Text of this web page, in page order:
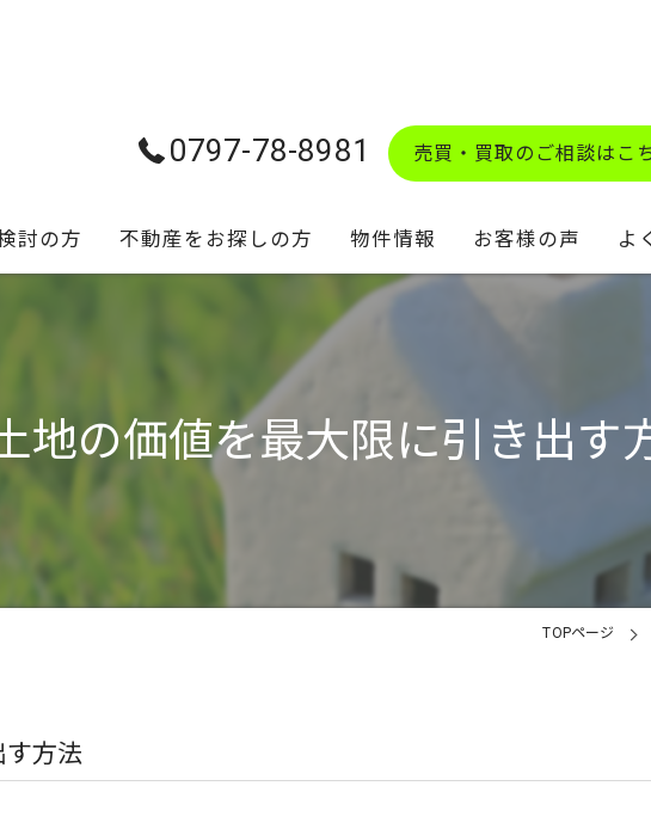
0797-78-8981 売買・買取のご相談はこ
討の方 不動産をお探しの方 物件情報 お客様の声 よ
地の価値を最大限に引き出す
TOPページ
方法